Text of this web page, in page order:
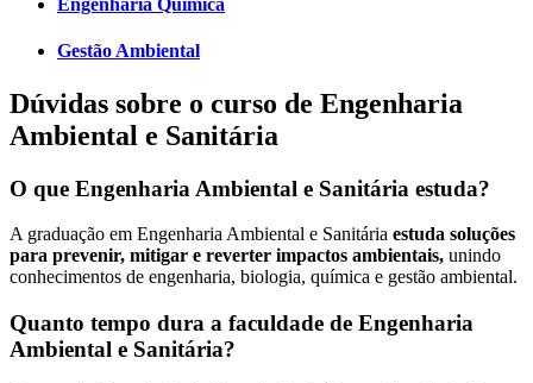
Engenharia Química
Gestão Ambiental
Dúvidas sobre o curso de Engenharia
Ambiental e Sanitária
O que Engenharia Ambiental e Sanitária estuda?
A graduação em Engenharia Ambiental e Sanitária estuda soluções
para prevenir, mitigar e reverter impactos ambientais, unindo
conhecimentos de engenharia, biologia, química e gestão ambiental.
Quanto tempo dura a faculdade de Engenharia
Ambiental e Sanitária?